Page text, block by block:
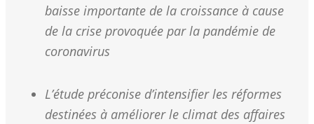
baisse importante de la croissance à cause
de la crise provoquée par la pandémie de
coronavirus
L’étude préconise d’intensifier les réformes
destinées à améliorer le climat des affaires